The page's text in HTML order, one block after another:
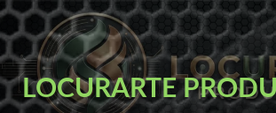
Saltar
al
contenido
LOCURARTE